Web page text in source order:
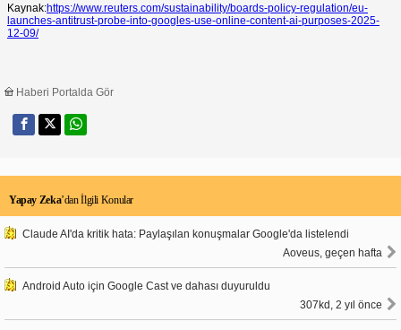
Kaynak:https://www.reuters.com/sustainability/boards-policy-regulation/eu-
launches-antitrust-probe-into-googles-use-online-content-ai-purposes-2025-
12-09/
Haberi Portalda Gör
Yapay Zeka’dan İlgili Konular
Claude AI'da kritik hata: Paylaşılan konuşmalar Google'da listelendi
Aoveus, geçen hafta
Android Auto için Google Cast ve dahası duyuruldu
307kd, 2 yıl önce